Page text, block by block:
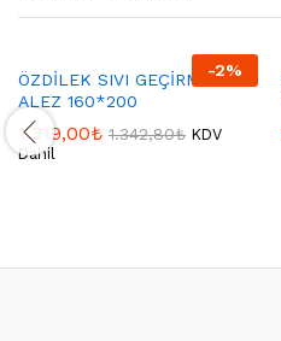
-2%
ÖZDİLEK SIVI GEÇİRMEZ
ALEZ 160*200
1.319,00₺ 1.342,80₺ KDV
Dahil